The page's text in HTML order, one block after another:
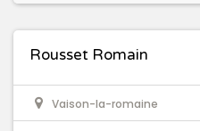
Rousset Romain
Vaison-la-romaine